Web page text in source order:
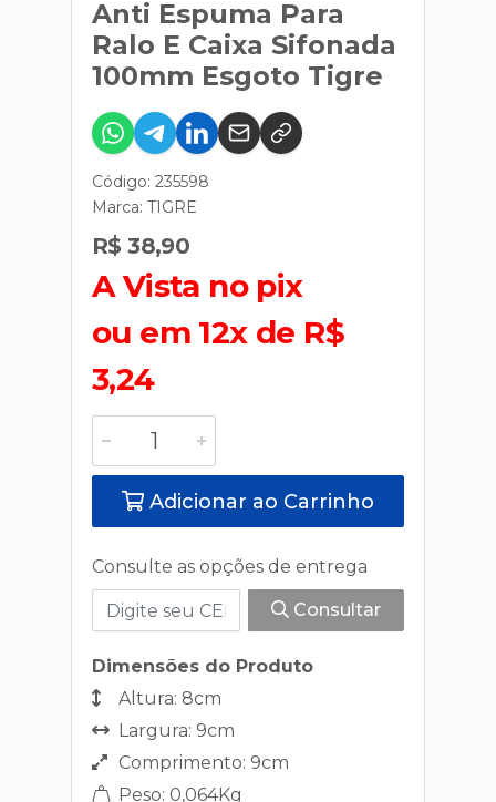
Anti Espuma Para
Ralo E Caixa Sifonada
100mm Esgoto Tigre
Código: 235598
Marca: TIGRE
R$ 38,90
A Vista no pix
ou em 12x de R$
3,24
Adicionar ao Carrinho
Consulte as opções de entrega
Consultar
Dimensões do Produto
Altura: 8cm
Largura: 9cm
Comprimento: 9cm
Peso: 0,064Kg